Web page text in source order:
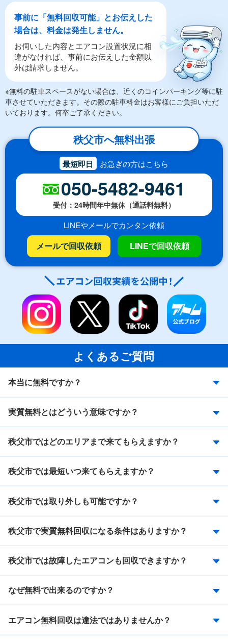
事前に「無料回収可能」とお伝えした
場合は、料金は発生しません。
お伺いした内容とエアコン設置状況に相
違がなければ、事前にお伝えした金額以
外は請求しません。
※無料の駐車スペースがない場合は、近くのコインパーキング等に駐
車させていただきます。その際の駐車料金はお客様にご負担いただ
いております。何卒ご了承ください。
秩父市へ無料出張
最短即日 お急ぎの方はこちら
050-5482-9461
受付：24時間年中無休（通話料無料）
LINEやメールでカンタン依頼
メールで回収依頼 LINEで回収依頼
よくあるご質問
本当に無料ですか？
実質無料とはどういう意味ですか？
秩父市ではどのエリアまで来てもらえますか？
秩父市では最短いつ来てもらえますか？
秩父市では取り外しも可能ですか？
秩父市で実質無料回収になる条件はありますか？
秩父市では故障したエアコンも回収できますか？
なぜ無料で出来るのですか？
エアコン無料回収は違法ではありませんか？